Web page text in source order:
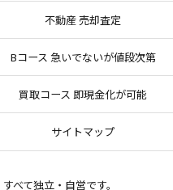
不動産 売却査定
Bコース 急いでないが値段次第
買取コース 即現金化が可能
サイトマップ
べて独立・自営です。